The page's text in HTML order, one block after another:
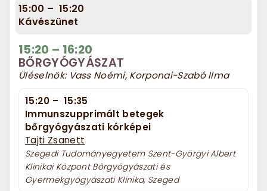
15:00 – 15:20
Kávészünet
15:20 – 16:20
BŐRGYÓGYÁSZAT
Üléselnök: Vass Noémi, Korponai-Szabó Ilma
15:20 – 15:35
Immunszupprimált betegek
bőrgyógyászati kórképei
Tajti Zsanett
Szegedi Tudományegyetem Szent-Györgyi Albert
Klinikai Központ Bőrgyógyászati és
Gyermekgyógyászati Klinika, Szeged